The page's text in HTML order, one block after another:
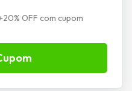
OFF com cupom